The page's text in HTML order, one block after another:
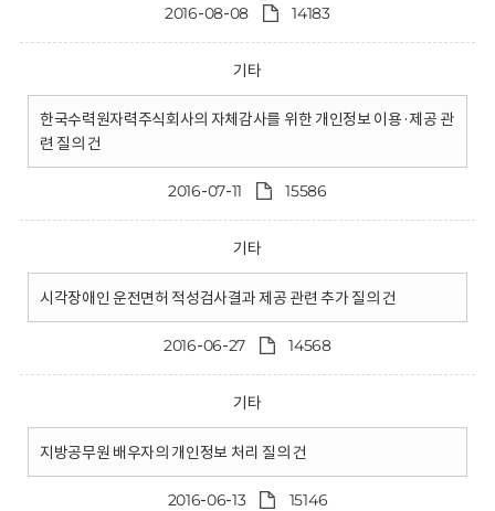
2016-08-08 14183
기타
한국수력원자력주식회사의 자체감사를 위한 개인정보 이용·제공 관
련 질의 건
2016-07-11 15586
기타
시각장애인 운전면허 적성검사결과 제공 관련 추가 질의 건
2016-06-27 14568
기타
지방공무원 배우자의 개인정보 처리 질의 건
2016-06-13 15146